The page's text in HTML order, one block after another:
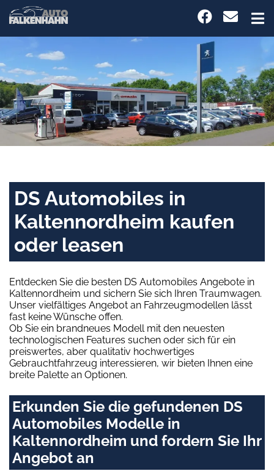
DS Automobiles in
Kaltennordheim kaufen
oder leasen
Entdecken Sie die besten DS Automobiles Angebote in
Kaltennordheim und sichern Sie sich Ihren Traumwagen.
Unser vielfältiges Angebot an Fahrzeugmodellen lässt
fast keine Wünsche offen.
Ob Sie ein brandneues Modell mit den neuesten
technologischen Features suchen oder sich für ein
preiswertes, aber qualitativ hochwertiges
Gebrauchtfahrzeug interessieren, wir bieten Ihnen eine
breite Palette an Optionen.
Erkunden Sie die gefundenen DS
Automobiles Modelle in
Kaltennordheim und fordern Sie Ihr
Angebot an